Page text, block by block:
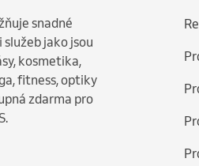
snadné
jako jsou
kosmetika,
fitness, optiky
zdarma pro